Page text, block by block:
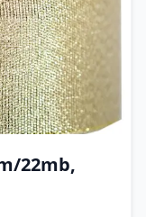
22mb,